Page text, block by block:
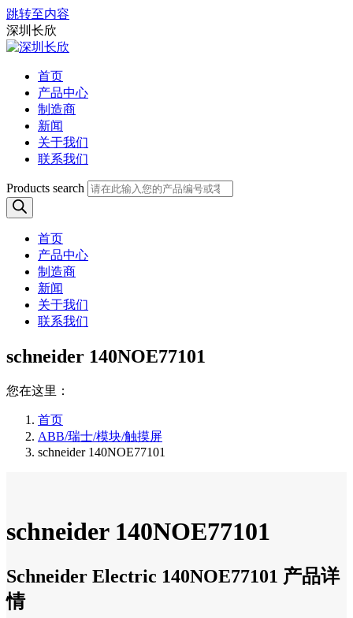
跳转至内容
深圳长欣
首页
产品中心
制造商
新闻
关于我们
联系我们
Products search
首页
产品中心
制造商
新闻
关于我们
联系我们
schneider 140NOE77101
您在这里：
首页
ABB/瑞士/模块/触摸屏
schneider 140NOE77101
schneider 140NOE77101
Schneider Electric 140NOE77101 产品详
情